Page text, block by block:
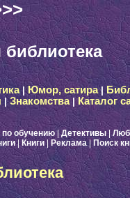
библиотека
|Юмор, сатира|
|Знакомства|Каталог
по обучению |Детективы|
|Книги | Реклама| Поиск